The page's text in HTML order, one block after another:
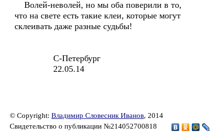
Волей-неволей, но мы оба поверили в то,
что на свете есть такие клеи, которые могут
склеивать даже разные судьбы!
С-Петербург
22.05.14
© Copyright: Владимир Словесник Иванов, 2014
Свидетельство о публикации №214052700818